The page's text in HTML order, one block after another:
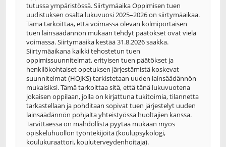
tutussa ympäristössä. Siirtymäaika Oppimisen tuen
uudistuksen osalta lukuvuosi 2025–2026 on siirtymäaikaa.
Tämä tarkoittaa, että voimassa olevan kolmiportaisen
tuen lainsäädännön mukaan tehdyt päätökset ovat vielä
voimassa. Siirtymäaika kestää 31.8.2026 saakka.
Siirtymäaikana kaikki tehostetun tuen
oppimissuunnitelmat, erityisen tuen päätökset ja
henkilökohtaiset opetuksen järjestämistä koskevat
suunnitelmat (HOJKS) tarkistetaan uuden lainsäädännön
mukaisiksi. Tämä tarkoittaa sitä, että tänä lukuvuotena
jokaisen oppilaan, jolla on kirjattuna tukitoimia, tilannetta
tarkastellaan ja pohditaan sopivat tuen järjestelyt uuden
lainsäädännön pohjalta yhteistyössä huoltajien kanssa.
Tarvittaessa on mahdollista pyytää mukaan myös
opiskeluhuollon työntekijöitä (koulupsykologi,
koulukuraattori, kouluterveydenhoitaja).